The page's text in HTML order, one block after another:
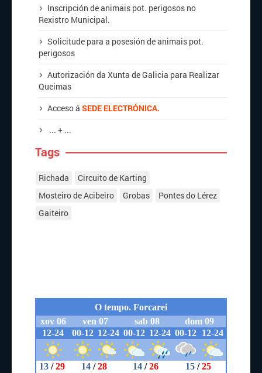
Inscripción de animais pot. perigosos no
Rexistro Municipal.
Solicitude para a posesión de animais pot.
perigosos
Autorización da Xunta de Galicia para Realizar
Queimas
Acceso á SEDE ELECTRÓNICA.
... + ...
Tags
Richada
Circuito de Karting
Mosteiro de Acibeiro
Grobas
Pontes do Lérez
Gaiteiro